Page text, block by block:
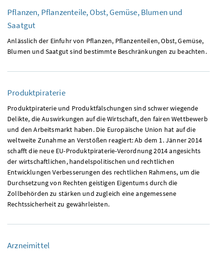
Pflanzen, Pflanzenteile, Obst, Gemüse, Blumen und
Saatgut
Anlässlich der Einfuhr von Pflanzen, Pflanzenteilen, Obst, Gemüse,
Blumen und Saatgut sind bestimmte Beschränkungen zu beachten.
Produktpiraterie
Produktpiraterie und Produktfälschungen sind schwer wiegende
Delikte, die Auswirkungen auf die Wirtschaft, den fairen Wettbewerb
und den Arbeitsmarkt haben. Die Europäische Union hat auf die
weltweite Zunahme an Verstößen reagiert: Ab dem 1. Jänner 2014
schafft die neue EU-Produktpiraterie-Verordnung 2014 angesichts
der wirtschaftlichen, handelspolitischen und rechtlichen
Entwicklungen Verbesserungen des rechtlichen Rahmens, um die
Durchsetzung von Rechten geistigen Eigentums durch die
Zollbehörden zu stärken und zugleich eine angemessene
Rechtssicherheit zu gewährleisten.
Arzneimittel